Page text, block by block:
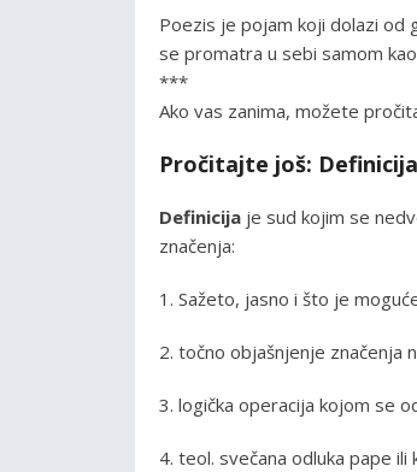
Poezis je pojam koji dolazi od
se promatra u sebi samom
***
Ako vas zanima, možete
Pročitajte još: Definicija
Definicija je sud kojim se
značenja:
1. Sažeto, jasno i što je
2. točno objašnjenje značenja
3. logička operacija kojom se
4. teol. svečana odluka pape